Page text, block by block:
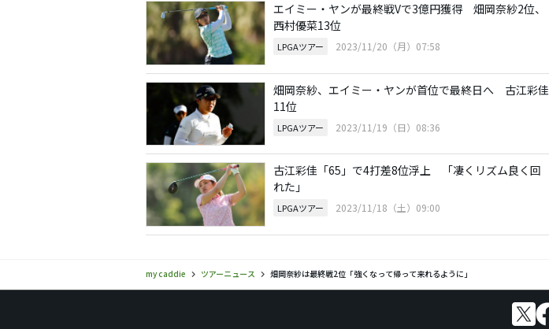
エイミー・ヤンが最終戦Vで3億円獲得 畑岡奈紗2位、
西村優菜13位
LPGAツアー 2023/11/20（月）07:58
畑岡奈紗、エイミー・ヤンが首位で最終日へ 古江彩佳
11位
LPGAツアー 2023/11/19（日）08:36
古江彩佳「65」で4打差8位浮上 「凄くリズム良く回
れた」
LPGAツアー 2023/11/18（土）09:00
my caddie ツアーニュース 畑岡奈紗は最終戦2位「強くなって帰って来れるように」